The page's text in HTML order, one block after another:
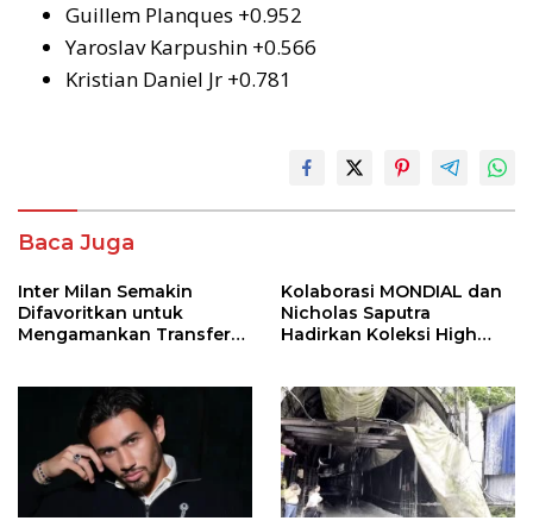
Guillem Planques +0.952
Yaroslav Karpushin +0.566
Kristian Daniel Jr +0.781
Baca Juga
Inter Milan Semakin
Difavoritkan untuk
Mengamankan Transfer
Kolaborasi MONDIAL dan
Nicholas Saputra
Hadirkan Koleksi High